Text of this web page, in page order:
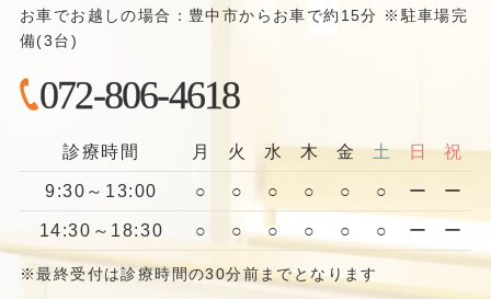
お車でお越しの場合：豊中市からお車で約15分 ※駐車場完
備(3台)
072-806-4618
診療時間 月 火 水 木 金 土 日 祝
9:30～13:00 ○ ○ ○ ○ ○ ○ ー ー
14:30～18:30 ○ ○ ○ ○ ○ ○ ー ー
※最終受付は診療時間の30分前までとなります